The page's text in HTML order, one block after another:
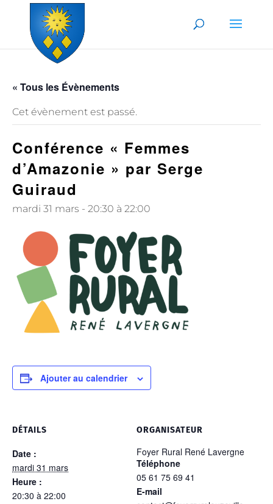
Skip to content
« Tous les Évènements
Cet évènement est passé.
Conférence « Femmes
d’Amazonie » par Serge
Guiraud
mardi 31 mars - 20:30 à 22:00
Ajouter au calendrier
DÉTAILS
Date :
mardi 31 mars
Heure :
20:30 à 22:00
ORGANISATEUR
Foyer Rural René Lavergne
Téléphone
05 61 75 69 41
E-mail